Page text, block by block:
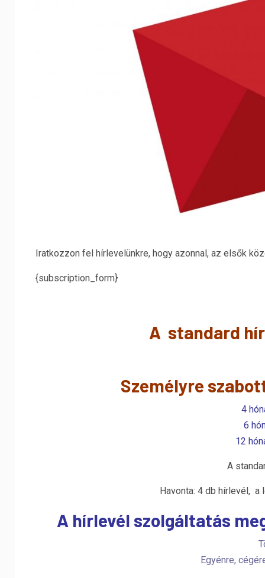
Iratkozzon fel hírlevelünkre, hogy azonnal, az elsők
{subscription_form}
A standard
Személyre
4
6
12
A
Havonta: 4 db hírlevél,
A hírlevél szolgáltatás
Egyénre,